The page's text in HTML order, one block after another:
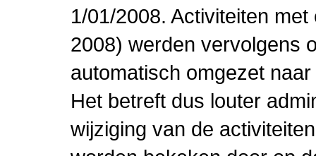
1/01/2008. Activiteiten
2008) werden vervolgens
automatisch omgezet
Het betreft dus louter
wijziging van de